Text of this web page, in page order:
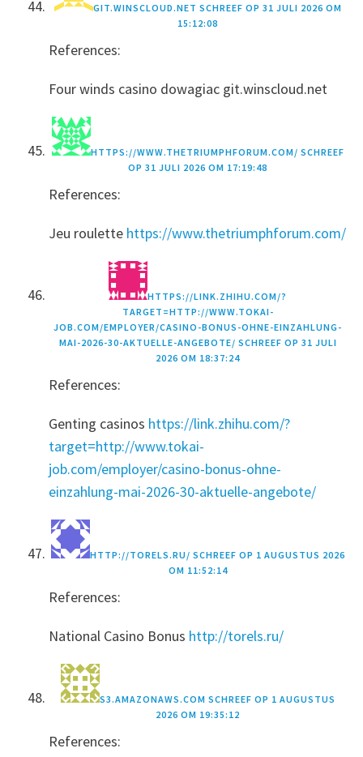
GIT.WINSCLOUD.NET SCHREEF OP 31 JULI 2026 OM
15:12:08
References:
Four winds casino dowagiac git.winscloud.net
HTTPS://WWW.THETRIUMPHFORUM.COM/ SCHREEF
OP 31 JULI 2026 OM 17:19:48
References:
Jeu roulette https://www.thetriumphforum.com/
HTTPS://LINK.ZHIHU.COM/?
TARGET=HTTP://WWW.TOKAI-
JOB.COM/EMPLOYER/CASINO-BONUS-OHNE-EINZAHLUNG-
MAI-2026-30-AKTUELLE-ANGEBOTE/ SCHREEF OP 31 JULI
2026 OM 18:37:24
References:
Genting casinos https://link.zhihu.com/?
target=http://www.tokai-
job.com/employer/casino-bonus-ohne-
einzahlung-mai-2026-30-aktuelle-angebote/
HTTP://TORELS.RU/ SCHREEF OP 1 AUGUSTUS 2026
OM 11:52:14
References:
National Casino Bonus http://torels.ru/
S3.AMAZONAWS.COM SCHREEF OP 1 AUGUSTUS
2026 OM 19:35:12
References: